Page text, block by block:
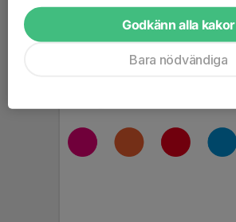
Godkänn alla kakor
Bara nödvändiga